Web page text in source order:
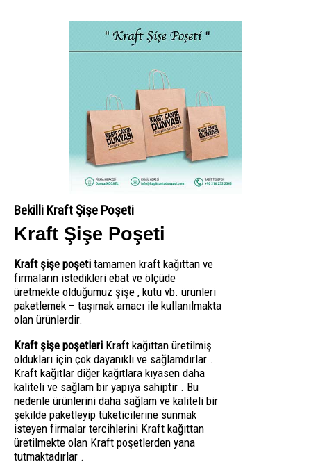
Bekilli Kraft Şişe Poşeti
Kraft Şişe Poşeti
Kraft şişe poşeti tamamen kraft kağıttan ve
firmaların istedikleri ebat ve ölçüde
üretmekte olduğumuz şişe , kutu vb. ürünleri
paketlemek – taşımak amacı ile kullanılmakta
olan ürünlerdir.
Kraft şişe poşetleri Kraft kağıttan üretilmiş
oldukları için çok dayanıklı ve sağlamdırlar .
Kraft kağıtlar diğer kağıtlara kıyasen daha
kaliteli ve sağlam bir yapıya sahiptir . Bu
nedenle ürünlerini daha sağlam ve kaliteli bir
şekilde paketleyip tüketicilerine sunmak
isteyen firmalar tercihlerini Kraft kağıttan
üretilmekte olan Kraft poşetlerden yana
tutmaktadırlar .